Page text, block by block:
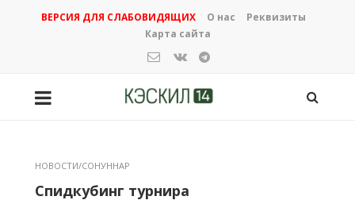
ВЕРСИЯ ДЛЯ СЛАБОВИДЯЩИХ О нас
Реквизиты
Карта сайта
НОВОСТИ/СОНУННАР
Спидкубинг турнира